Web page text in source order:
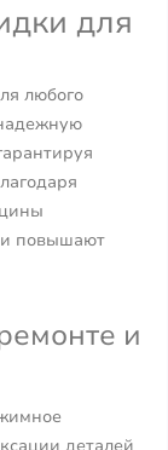
для
любого
и повышают
и